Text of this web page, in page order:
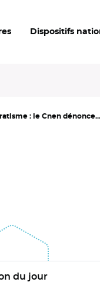
Dispositifs
: le Cnen dénonce...
du jour